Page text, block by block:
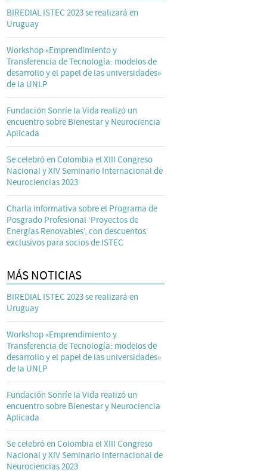
BIREDIAL ISTEC 2023 se realizará en
Uruguay
Workshop «Emprendimiento y
Transferencia de Tecnología: modelos de
desarrollo y el papel de las universidades»
de la UNLP
Fundación Sonríe la Vida realizó un
encuentro sobre Bienestar y Neurociencia
Aplicada
Se celebró en Colombia el XIII Congreso
Nacional y XIV Seminario Internacional de
Neurociencias 2023
Charla informativa sobre el Programa de
Posgrado Profesional ‘Proyectos de
Energías Renovables’, con descuentos
exclusivos para socios de ISTEC
MÁS NOTICIAS
BIREDIAL ISTEC 2023 se realizará en
Uruguay
Workshop «Emprendimiento y
Transferencia de Tecnología: modelos de
desarrollo y el papel de las universidades»
de la UNLP
Fundación Sonríe la Vida realizó un
encuentro sobre Bienestar y Neurociencia
Aplicada
Se celebró en Colombia el XIII Congreso
Nacional y XIV Seminario Internacional de
Neurociencias 2023